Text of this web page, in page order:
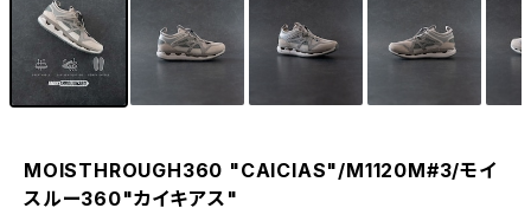
MOISTHROUGH360 "CAICIAS"/M1120M#3/モイ
スルー360"カイキアス"